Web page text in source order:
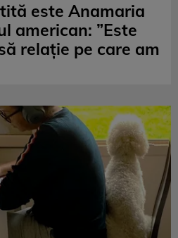
este Anamaria
american: ”Este
relație pe care am